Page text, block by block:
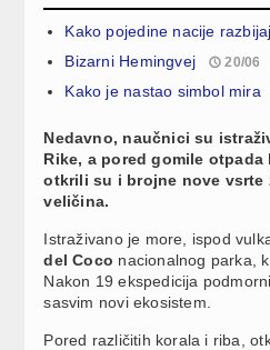
Kako pojedine nacije
Bizarni Hemingvej 20/06
Kako je nastao simbol mira
Nedavno, naučnici su
Rike, a pored gomile
otkrili su i brojne nove
veličina.
Istraživano je more, ispod
del Coco nacionalnog parka,
Nakon 19 ekspedicija
sasvim novi ekosistem.
Pored različitih korala i riba,